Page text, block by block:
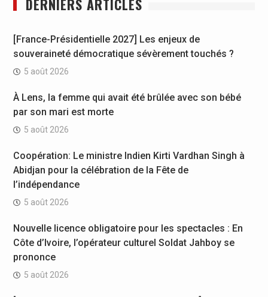
DERNIERS ARTICLES
[France-Présidentielle 2027] Les enjeux de
souveraineté démocratique sévèrement touchés ?
5 août 2026
À Lens, la femme qui avait été brûlée avec son bébé
par son mari est morte
5 août 2026
Coopération: Le ministre Indien Kirti Vardhan Singh à
Abidjan pour la célébration de la Fête de
l’indépendance
5 août 2026
Nouvelle licence obligatoire pour les spectacles : En
Côte d’Ivoire, l’opérateur culturel Soldat Jahboy se
prononce
5 août 2026